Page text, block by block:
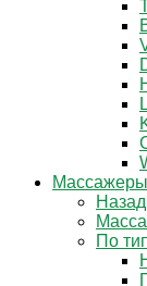
Массажеры
Назад
По